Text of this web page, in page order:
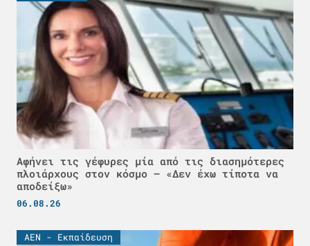
Αφήνει τις γέφυρες μία από τις διασημότερες
πλοιάρχους στον κόσμο – «Δεν έχω τίποτα να
αποδείξω»
06.08.26
ΑΕΝ - Εκπαίδευση